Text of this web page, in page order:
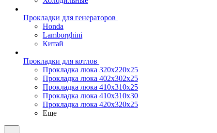
Прокладки для генераторов
Honda
Lamborghini
Китай
Прокладки для котлов
Прокладка люка 320x220x25
Прокладка люка 402x302x25
Прокладка люка 410x310x25
Прокладка люка 410х310х30
Прокладка люка 420x320x25
Еще